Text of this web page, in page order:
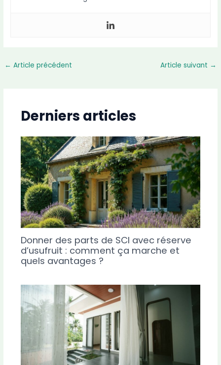
← Article précédent Article suivant →
Derniers articles
Donner des parts de SCI avec réserve
d’usufruit : comment ça marche et
quels avantages ?